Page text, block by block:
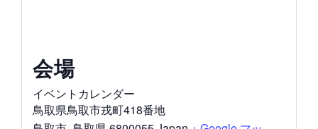
会場
イベントカレンダー
鳥取県鳥取市戎町418番地